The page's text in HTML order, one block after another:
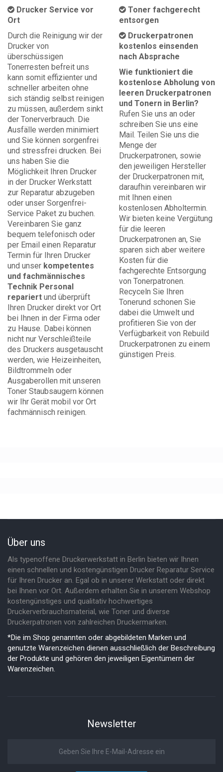
Drucker Service vor
Ort
Durch die Reinigung wir der
Drucker von
überschüssigen
Tonerresten befreit uns
kann somit effizienter und
schneller arbeiten ohne
sich ständig selbst reinigen
zu müssen, außerdem sinkt
der Tonerverbrauch. Die
Ausfälle werden minimiert
und Sie können sorgenfrei
und stressfrei drucken. Bei
uns haben Sie die
Möglichkeit Ihren Drucker
in der Drucker Werkstatt
zur Reparatur abzugeben
oder unser Sorgenfrei-
Service Paket zu buchen.
Vereinbaren Sie ganz
bequem telefonisch oder
per Email einen Reparatur
Termin für Ihren Drucker
und unser kompetentes
und fachmännisches
Technik Personal
repariert und überprüft
Ihren Drucker direkt vor Ort
bei Ihnen in der Firma oder
zu Hause. Dabei können
nicht nur Verschleißteile
des Druckers ausgetauscht
werden, wie Heizeinheiten,
Bildtrommeln oder
Ausgaberollen mit unseren
Toner Staubsaugern können
wir Ihr Gerät mobil vor Ort
fachmännisch reinigen.
Toner fachgerecht
entsorgen
Druckerpatronen
kostenlos einsenden
nach Absprache
Wie funktioniert die
kostenlose Abholung von
leeren Druckerpatronen
und Tonern in Berlin?
Rufen Sie uns an oder
schreiben Sie uns eine
Mail. Teilen Sie uns die
Menge der
Druckerpatronen, sowie
den jeweiligen Hersteller
der Druckerpatronen mit,
daraufhin vereinbaren wir
mit Ihnen einen
kostenlosen Abholtermin.
Wir bieten keine Vergütung
für die leeren
Druckerpatronen an, Sie
sparen sich aber weitere
Kosten für die
fachgerechte Entsorgung
von Tonerpatronen.
Recyceln Sie Ihren
Tonerund schonen Sie
dabei die Umwelt und
profitieren Sie von der
Verfügbarkeit von Rebuild
Druckerpatronen zu einem
günstigen Preis.
Über uns
Als typenoffene Druckerwerkstatt in Berlin bieten wir Ihnen
einen schnellen und kostengünstigen Drucker Reparatur Service
für Ihren Drucker an. Egal ob in unserer Werkstatt oder direkt
bei Ihnen vor Ort. Außerdem erhalten Sie in unserem Webshop
kostengünstiges und qualitativ hochwertiges
Druckerverbrauchsmaterial, wie Toner und diverse
Druckerpatronen von zahlreichen Druckermarken.
*Die im Shop genannten oder abgebildeten Marken und
genutzte Warenzeichen dienen ausschließlich der Beschreibung
der Produkte und gehören den jeweiligen Eigentümern der
Warenzeichen.
Newsletter